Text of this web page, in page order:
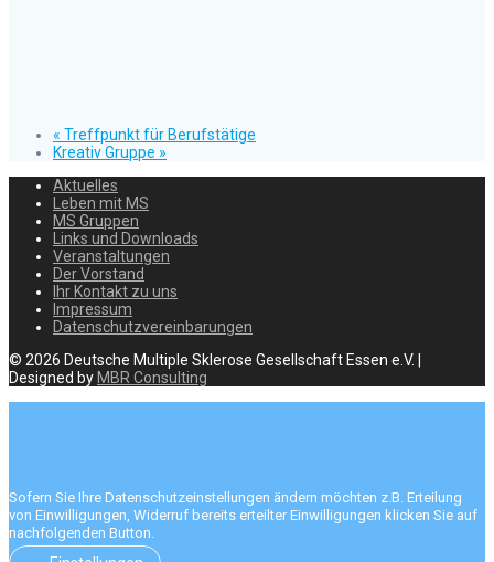
« Treffpunkt für Berufstätige
Kreativ Gruppe »
Aktuelles
Leben mit MS
MS Gruppen
Links und Downloads
Veranstaltungen
Der Vorstand
Ihr Kontakt zu uns
Impressum
Datenschutzvereinbarungen
© 2026 Deutsche Multiple Sklerose Gesellschaft Essen e.V. |
Designed by MBR Consulting
Sofern Sie Ihre Datenschutzeinstellungen ändern möchten z.B. Erteilung
von Einwilligungen, Widerruf bereits erteilter Einwilligungen klicken Sie auf
nachfolgenden Button.